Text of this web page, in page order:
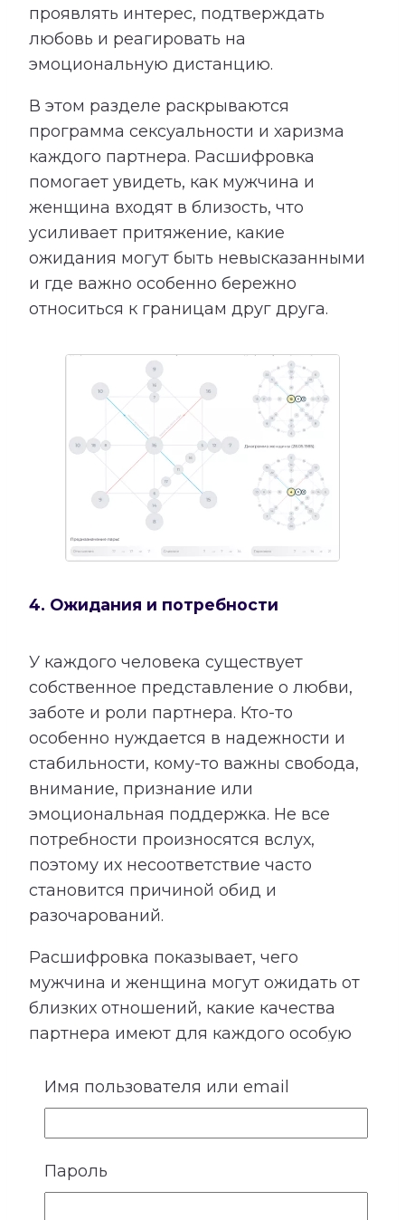
проявлять интерес, подтверждать
любовь и реагировать на
эмоциональную дистанцию.
В этом разделе раскрываются
программа сексуальности и харизма
каждого партнера. Расшифровка
помогает увидеть, как мужчина и
женщина входят в близость, что
усиливает притяжение, какие
ожидания могут быть невысказанными
и где важно особенно бережно
относиться к границам друг друга.
4. Ожидания и потребности
У каждого человека существует
собственное представление о любви,
заботе и роли партнера. Кто-то
особенно нуждается в надежности и
стабильности, кому-то важны свобода,
внимание, признание или
эмоциональная поддержка. Не все
потребности произносятся вслух,
поэтому их несоответствие часто
становится причиной обид и
разочарований.
Расшифровка показывает, чего
мужчина и женщина могут ожидать от
близких отношений, какие качества
партнера имеют для каждого особую
любовь, принятие и безопасность. Этот
раздел помогает меньше полагаться на
догадки и открыто говорить о том, что
действительно важно.
Имя пользователя или email
Пароль